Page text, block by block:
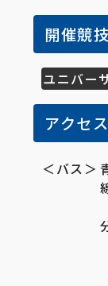
開催競技
ユニバー
アクセス
＜バス＞